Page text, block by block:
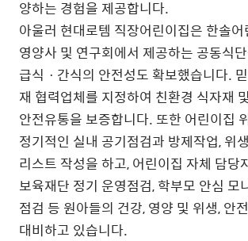
양하는 경험을 제공합니다.
아울러 현대로템 직장어린이집은 한솔
영양사 및 연구회에서 제공하는 공동식
급식ㆍ간식의 안전성도 확보했습니다.
재 협력업체를 지정하여 친환경 식자재
안전유통을 보증합니다. 또한 어린이집
정기적인 실내 공기점검과 방제작업, 위
리스트 작성을 하고, 어린이집 자체 담당
보육재단 정기 운영점검, 학부모 안심 모
점검 등 원아들의 건강, 영양 및 위생, 안
대비하고 있습니다.